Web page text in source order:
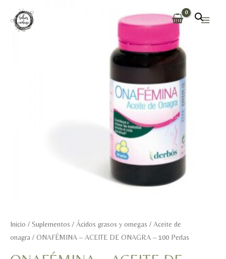
contenido
Inicio / Suplementos / Ácidos grasos y omegas / Aceite de
onagra / ONAFÉMINA – ACEITE DE ONAGRA – 100 Perlas